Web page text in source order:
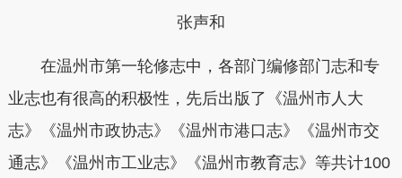
张声和
在温州市第一轮修志中，各部门编修部门志和专
业志也有很高的积极性，先后出版了《温州市人大
志》《温州市政协志》《温州市港口志》《温州市交
通志》《温州市工业志》《温州市教育志》等共计100